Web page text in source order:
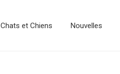
Chats et Chiens Nouvelles